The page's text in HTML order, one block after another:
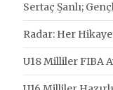
Sertaç Şanlı;
Radar: Her
U18 Milliler FIBA